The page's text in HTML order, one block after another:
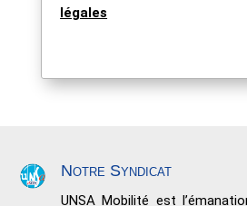
légales
Notre Syndicat
UNSA Mobilité est